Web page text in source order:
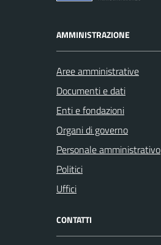
AMMINISTRAZIONE
Aree amministrative
Documenti e dati
Enti e fondazioni
Organi di governo
Personale amministrativo
Politici
Uffici
CONTATTI